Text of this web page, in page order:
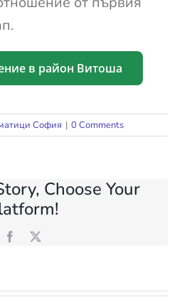
в район Витоша
София | 0 Comments
Choose Your
Facebook